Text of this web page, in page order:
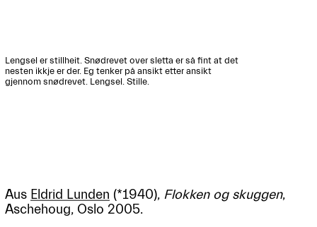
Lengsel er stillheit. Snødrevet over sletta er så fint at det
nesten ikkje er der. Eg tenker på ansikt etter ansikt
gjennom snødrevet. Lengsel. Stille.
Aus Eldrid Lunden (*1940), Flokken og skuggen,
Aschehoug, Oslo 2005.